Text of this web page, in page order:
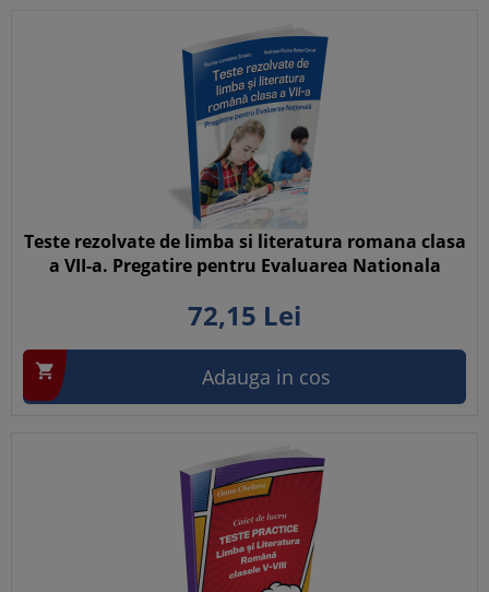
Teste rezolvate de limba si literatura romana clasa
a VII-a. Pregatire pentru Evaluarea Nationala
72,15 Lei
 Adauga in cos